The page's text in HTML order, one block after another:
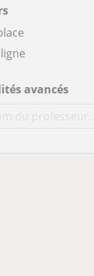
avancés